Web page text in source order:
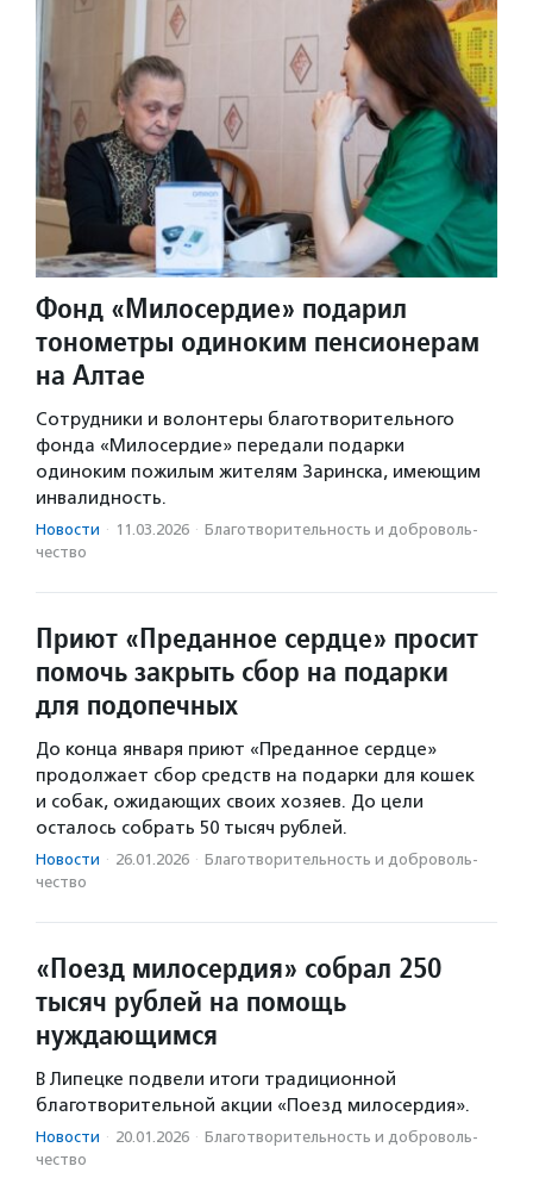
Фонд «Милосердие» подарил
тонометры одиноким пенсионерам
на Алтае
Сотрудники и волонтеры благотворительного
фонда «Милосердие» передали подарки
одиноким пожилым жителям Заринска, имеющим
инвалидность.
Новости · 11.03.2026 · Благотвори­тель­ность и доброволь­
чест­во
Приют «Преданное сердце» просит
помочь закрыть сбор на подарки
для подопечных
До конца января приют «Преданное сердце»
продолжает сбор средств на подарки для кошек
и собак, ожидающих своих хозяев. До цели
осталось собрать 50 тысяч рублей.
Новости · 26.01.2026 · Благотвори­тель­ность и доброволь­
чест­во
«Поезд милосердия» собрал 250
тысяч рублей на помощь
нуждающимся
В Липецке подвели итоги традиционной
благотворительной акции «Поезд милосердия».
Новости · 20.01.2026 · Благотвори­тель­ность и доброволь­
чест­во